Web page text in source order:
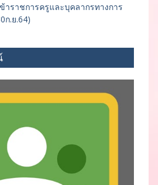
าราชการครูและบุคลากรทางการ
ก.ย.64)